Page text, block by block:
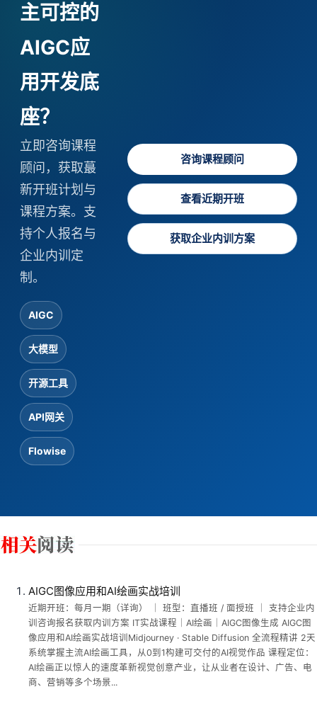
主可控的
AIGC应
用开发底
座？
立即咨询课程
顾问，获取蕞
新开班计划与
课程方案。支
持个人报名与
企业内训定
制。
AIGC
大模型
开源工具
API网关
Flowise
咨询课程顾问
查看近期开班
获取企业内训方案
AIGC图像应用和AI绘画实战培训
近期开班：每月一期（详询） ｜ 班型：直播班 / 面授班 ｜ 支持企业内
训咨询报名获取内训方案 IT实战课程｜AI绘画｜AIGC图像生成 AIGC图
像应用和AI绘画实战培训Midjourney · Stable Diffusion 全流程精讲 2天
系统掌握主流AI绘画工具，从0到1构建可交付的AI视觉作品 课程定位：
AI绘画正以惊人的速度革新视觉创意产业，让从业者在设计、广告、电
商、营销等多个场景...